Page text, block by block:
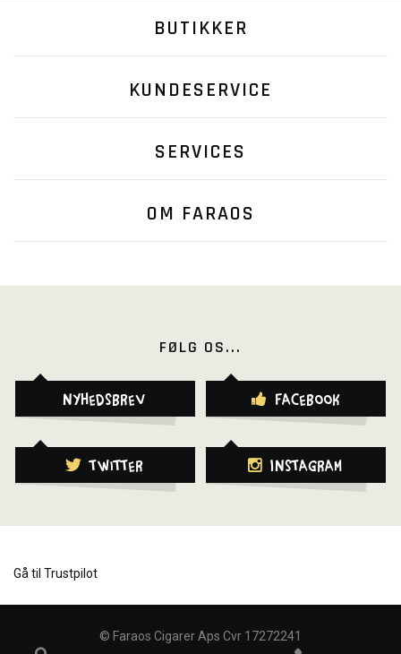
BUTIKKER
KUNDESERVICE
SERVICES
OM FARAOS
FØLG OS...
Nyhedsbrev Facebook
Twitter Instagram
Gå til Trustpilot
© Faraos Cigarer Aps Cvr 17272241